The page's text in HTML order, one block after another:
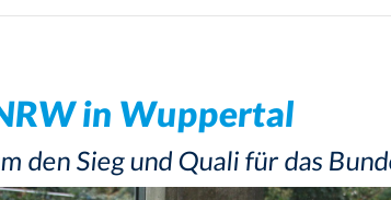
in Wuppertal
den Sieg und Quali für das